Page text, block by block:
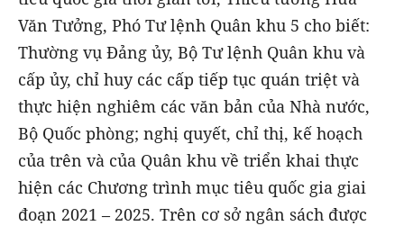
Văn Tưởng, Phó Tư lệnh Quân khu 5 cho biết:
Thường vụ Đảng ủy, Bộ Tư lệnh Quân khu và
cấp ủy, chỉ huy các cấp tiếp tục quán triệt và
thực hiện nghiêm các văn bản của Nhà nước,
Bộ Quốc phòng; nghị quyết, chỉ thị, kế hoạch
của trên và của Quân khu về triển khai thực
hiện các Chương trình mục tiêu quốc gia giai
đoạn 2021 – 2025. Trên cơ sở ngân sách được